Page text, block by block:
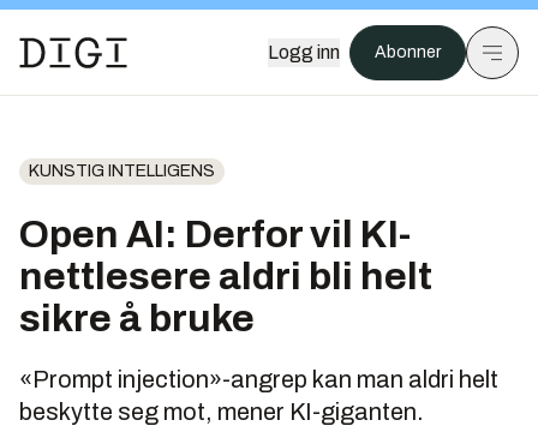
Logg inn Abonner
KUNSTIG INTELLIGENS
Open AI: Derfor vil KI-
nettlesere aldri bli helt
sikre å bruke
«Prompt injection»-angrep kan man aldri helt
beskytte seg mot, mener KI-giganten.